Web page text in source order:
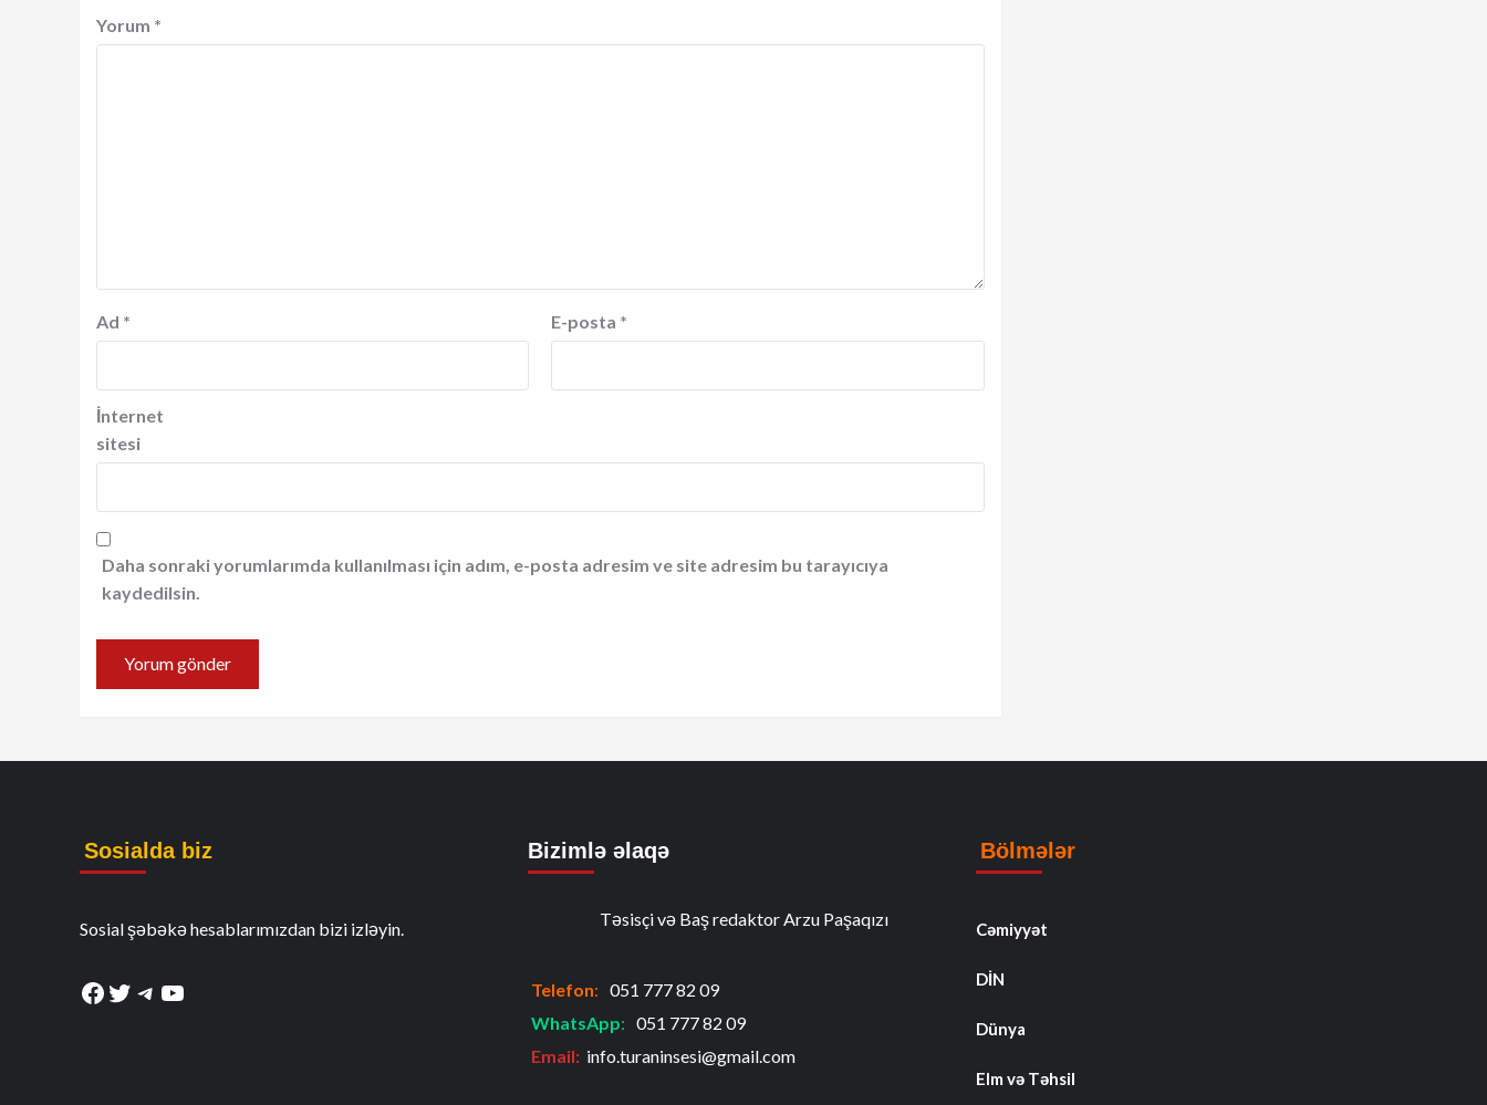
Yorum *
Ad * E-posta *
İnternet
sitesi
Daha sonraki yorumlarımda kullanılması için adım, e-posta adresim ve site adresim bu tarayıcıya
kaydedilsin.
Sosialda biz
Sosial şəbəkə hesablarımızdan bizi izləyin.
Facebook
Twitter
Telegram
YouTube
Bizimlə əlaqə
Təsisçi və Baş redaktor Arzu Paşaqızı
Telefon: 051 777 82 09
WhatsApp: 051 777 82 09
Email: info.turaninsesi@gmail.com
Bölmələr
Cəmiyyət
DİN
Dünya
Elm və Təhsil